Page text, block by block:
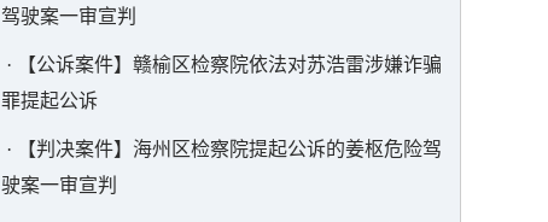
驾驶案一审宣判
·
【公诉案件】赣榆区检察院依法对苏浩雷涉嫌诈骗
罪提起公诉
·
【判决案件】海州区检察院提起公诉的姜枢危险驾
驶案一审宣判